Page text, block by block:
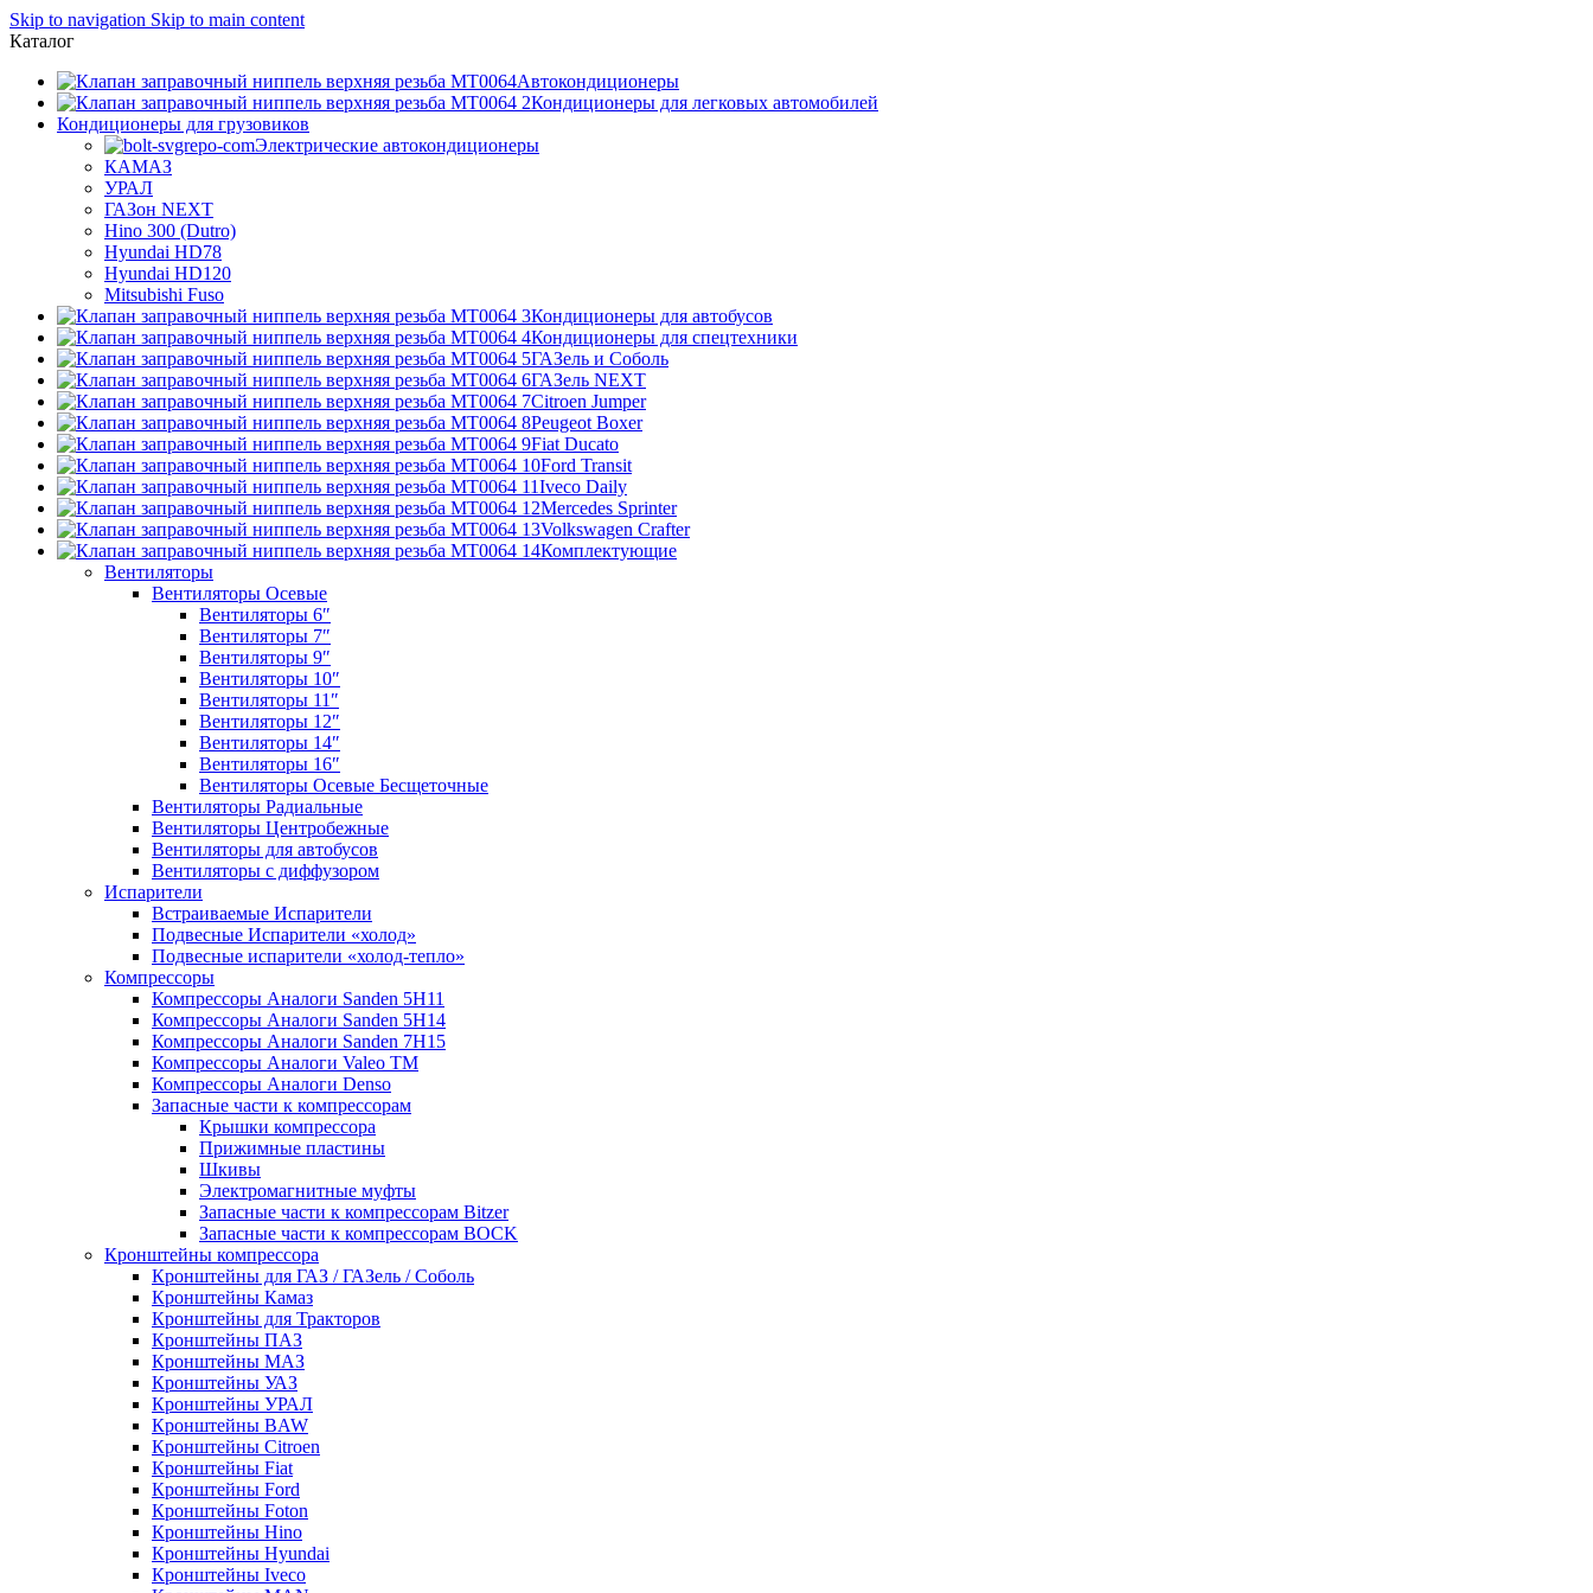
Skip to navigation Skip to main content
Каталог
Автокондиционеры
Кондиционеры для легковых автомобилей
Кондиционеры для грузовиков
Электрические автокондиционеры
КАМАЗ
УРАЛ
ГАЗон NEXT
Hino 300 (Dutro)
Hyundai HD78
Hyundai HD120
Mitsubishi Fuso
Кондиционеры для автобусов
Кондиционеры для спецтехники
ГАЗель и Соболь
ГАЗель NEXT
Citroen Jumper
Peugeot Boxer
Fiat Ducato
Ford Transit
Iveco Daily
Mercedes Sprinter
Volkswagen Crafter
Комплектующие
Вентиляторы
Вентиляторы Осевые
Вентиляторы 6″
Вентиляторы 7″
Вентиляторы 9″
Вентиляторы 10″
Вентиляторы 11″
Вентиляторы 12″
Вентиляторы 14″
Вентиляторы 16″
Вентиляторы Осевые Бесщеточные
Вентиляторы Радиальные
Вентиляторы Центробежные
Вентиляторы для автобусов
Вентиляторы с диффузором
Испарители
Встраиваемые Испарители
Подвесные Испарители «холод»
Подвесные испарители «холод-тепло»
Компрессоры
Компрессоры Аналоги Sanden 5H11
Компрессоры Аналоги Sanden 5H14
Компрессоры Аналоги Sanden 7H15
Компрессоры Аналоги Valeo ТМ
Компрессоры Аналоги Denso
Запасные части к компрессорам
Крышки компрессора
Прижимные пластины
Шкивы
Электромагнитные муфты
Запасные части к компрессорам Bitzer
Запасные части к компрессорам BOCK
Кронштейны компрессора
Кронштейны для ГАЗ / ГАЗель / Соболь
Кронштейны Камаз
Кронштейны для Тракторов
Кронштейны ПАЗ
Кронштейны МАЗ
Кронштейны УАЗ
Кронштейны УРАЛ
Кронштейны BAW
Кронштейны Citroen
Кронштейны Fiat
Кронштейны Ford
Кронштейны Foton
Кронштейны Hino
Кронштейны Hyundai
Кронштейны Iveco